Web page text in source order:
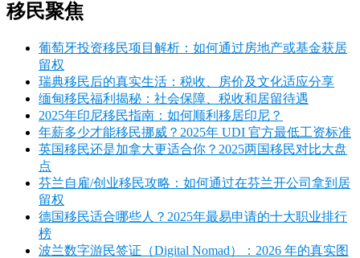
移民聚焦
葡萄牙投资移民项目解析：如何通过房地产或基金获居
留权
瑞典移民后的真实生活：税收、房价及文化适应分享
缅甸移民福利揭秘：社会保障、税收和居留待遇
2025年印尼移民指南：如何顺利移居印尼？
年薪多少才能移民挪威？2025年 UDI 官方最低工资标准
英国移民还是加拿大更适合你？2025两国移民对比大盘
点
芬兰自雇/创业移民攻略：如何通过在芬兰开公司拿到居
留权
德国移民适合哪些人？2025年最易申请的十大职业排行
榜
波兰数字游民签证（Digital Nomad）：2026 年的真实图